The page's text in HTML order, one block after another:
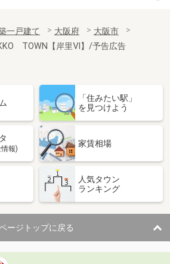
一戸建て 大阪府
大阪市
TOWN【岸里Ⅵ】/予告広告
「住みたい駅」
を見つけよう
報)
家賃相場
人気タウン
ランキング
ージトップに戻る